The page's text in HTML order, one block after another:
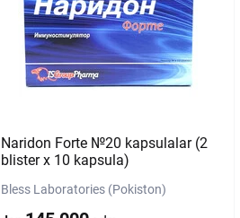
Naridon Forte №20 kapsulalar (2
blister х 10 kapsula)
Bless Laboratories (Pokiston)